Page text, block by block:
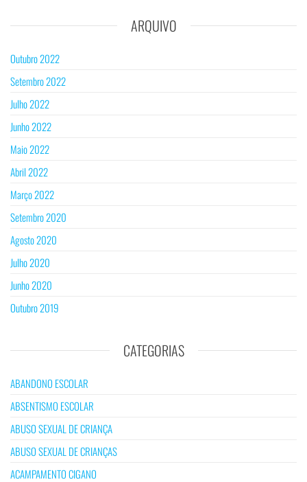
ARQUIVO
Outubro 2022
Setembro 2022
Julho 2022
Junho 2022
Maio 2022
Abril 2022
Março 2022
Setembro 2020
Agosto 2020
Julho 2020
Junho 2020
Outubro 2019
CATEGORIAS
ABANDONO ESCOLAR
ABSENTISMO ESCOLAR
ABUSO SEXUAL DE CRIANÇA
ABUSO SEXUAL DE CRIANÇAS
ACAMPAMENTO CIGANO